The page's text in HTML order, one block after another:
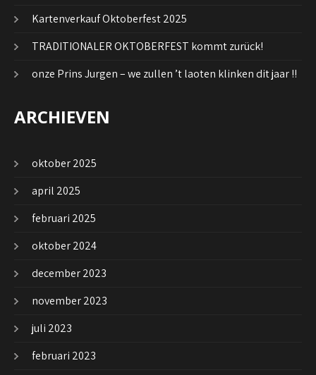
Kartenverkauf Oktoberfest 2025
TRADITIONALER OKTOBERFEST kommt zurück!
onze Prins Jurgen – we zullen ’t laoten klinken dit jaar !!
ARCHIEVEN
oktober 2025
april 2025
februari 2025
oktober 2024
december 2023
november 2023
juli 2023
februari 2023